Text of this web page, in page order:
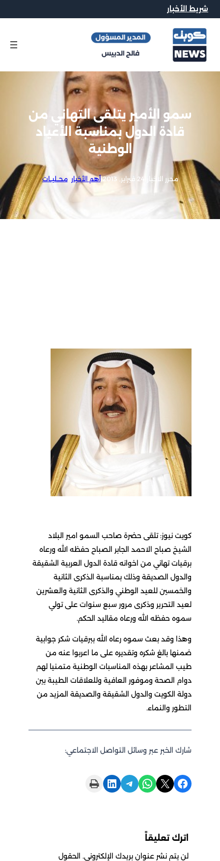
شريط الأخبار
سمو الأمير يتلقى التهاني من
قادة الدول بمناسبة الأعياد
الوطنية
محرر الاخبار 24 فبراير, 2013 |أهم الأخبار , محــليــات
كويت نيوز: تلقى حضرة صاحب السمو امير البلاد
الشيخ صباح الاحمد الجابر الصباح حفظه الله ورعاه
برقيات تهاني من اخوانه قادة الدول العربية الشقيقة
والدول الصديقة وذلك بمناسبة الذكرى الثانية
والخمسين للعيد الوطني والذكرى الثانية والعشرين
لعيد التحرير وذكرى مرور سبع سنوات على تولي
سموه حفظه الله ورعاه مقاليد الحكم.
وهذا وقد بعث سموه رعاه الله ببرقيات شكر جوابية
ضمنها بالغ شكره وتقديره على ما اعربوا عنه من
طيب المشاعر بهذه المناسبات الوطنية متمنيا لهم
دوام الصحة وموفور العافية وللعلاقات الطيبة بين
دولة الكويت والدول الشقيقة والصديقة المزيد من
التطور والنماء.
شارك الخبر عبر وسائل التواصل الاجتماعي:
Share on Facebook
Share on X
Share on WhatsApp
Share on Telegram
Share on LinkedIn
Print this Page
اترك تعليقاً
لن يتم نشر عنوان بريدك الإلكتروني. الحقول